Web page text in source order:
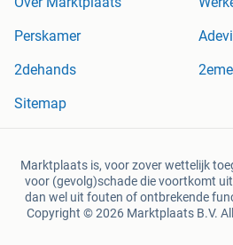
Perskamer
2dehands
Sitemap
Marktplaats is, voor zover wettelijk
voor (gevolg)schade die voortkomt
dan wel uit fouten of ontbrekende
Copyright © 2026 Marktplaats B.V.